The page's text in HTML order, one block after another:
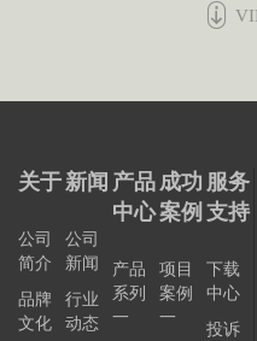
关于
公司
简介
品牌
文化
新闻
公司
新闻
行业
动态
产品
中心
产品
系列
一
成功
案例
项目
案例
一
服务
支持
下载
中心
投诉